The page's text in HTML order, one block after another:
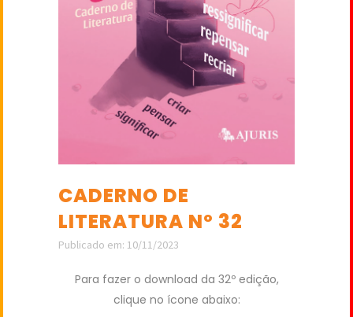
CADERNO DE
LITERATURA Nº 32
Publicado em: 10/11/2023
Para fazer o download da 32º edição,
clique no ícone abaixo: